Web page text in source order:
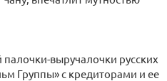
выручалочки русских
Группы» с кредиторами и ее